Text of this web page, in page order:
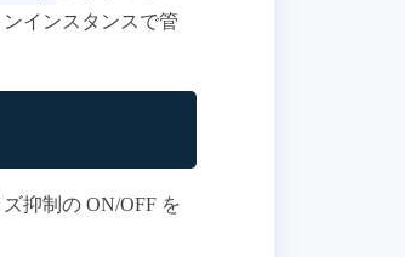
インスタンスで管
抑制の ON/OFF を